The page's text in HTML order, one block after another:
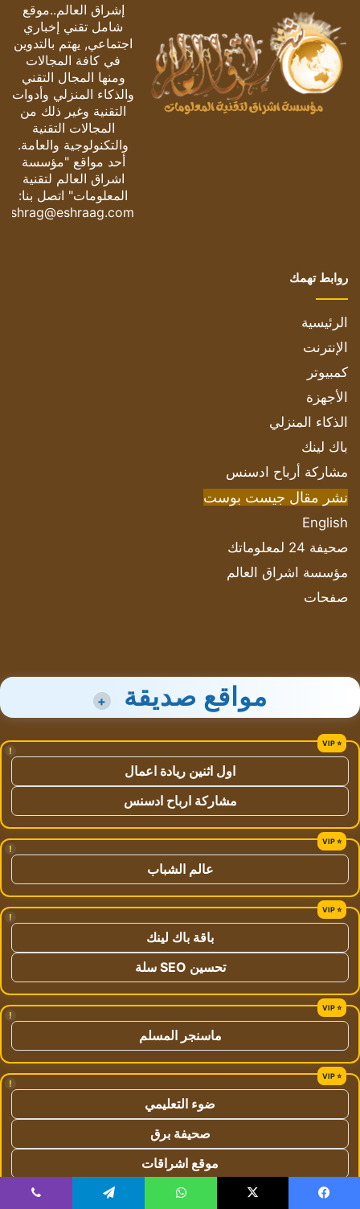
إشراق العالم..موقع
شامل تقني إخباري
اجتماعي, يهتم بالتدوين
في كافة المجالات
ومنها المجال التقني
والذكاء المنزلي وأدوات
التقنية وغير ذلك من
المجالات التقنية
والتكنولوجية والعامة.
أحد مواقع "مؤسسة
اشراق العالم لتقنية
المعلومات" اتصل بنا:
eshrag@eshraag.com
روابط تهمك
الرئيسية
الإنترنت
كمبيوتر
الأجهزة
الذكاء المنزلي
باك لينك
مشاركة أرباح ادسنس
نشر مقال جيست بوست
English
صحيفة 24 لمعلوماتك
مؤسسة اشراق العالم
صفحات
مواقع صديقة +
!
اول اثنين ريادة اعمال
مشاركة ارباح ادسنس
!
عالم الشباب
!
باقة باك لينك
تحسين SEO سلة
!
ماسنجر المسلم
!
ضوء التعليمي
صحيفة برق
موقع اشراقات
موقع اشراق اون لاين